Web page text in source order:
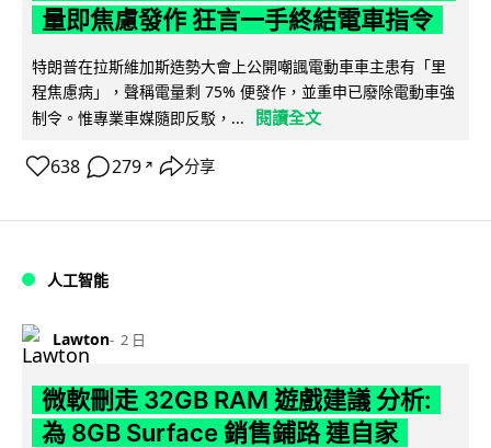
量即焦慮發作 狂言一手終結電車指令
特朗普在拉斯維加斯造勢大會上公開嘲諷電動車車主患有「里
程焦慮病」，聲稱電量剩 75% 便發作，並重申已廢除電動車強
制令。惟專業車媒隨即反駁，...
閱讀全文
638 279 ↗ 分享
人工智能
Lawton 2 日
微軟刪走 32GB RAM 遊戲建議 分析:
為 8GB Surface 銷售鋪路 連自家